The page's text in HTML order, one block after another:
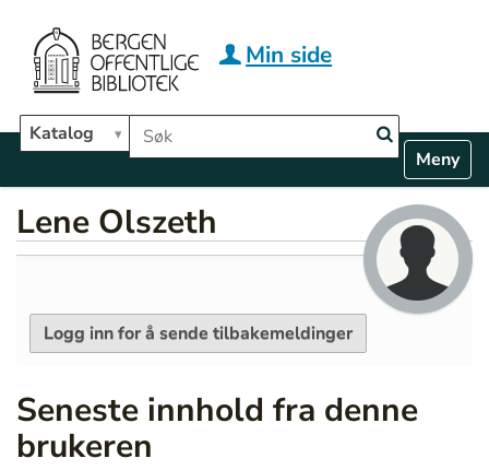
Hopp til hovedinnhold
Søk i biblioteket
Katalog
Min side
v
Toggle
Lene Olszeth
Seneste innhold fra denne
brukeren